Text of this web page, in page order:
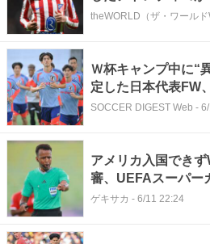
ンがバルサで過ごし
theWORLD（ザ・ワールド
Ｗ杯キャンプ中に“
定した日本代表FW
新天地に選んだのか
SOCCER DIGEST Web -
アメリカ入国でき
審、UEFAスーパー
ゲキサカ - 6/11 22:24